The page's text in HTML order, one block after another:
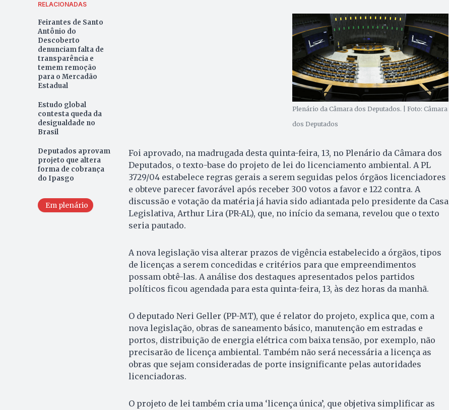
RELACIONADAS
Feirantes de Santo
Antônio do
Descoberto
denunciam falta de
transparência e
temem remoção
para o Mercadão
Estadual
Estudo global
contesta queda da
desigualdade no
Brasil
Deputados aprovam
projeto que altera
forma de cobrança
do Ipasgo
Em plenário
Plenário da Câmara dos Deputados. | Foto: Câmara
dos Deputados
Foi aprovado, na madrugada desta quinta-feira, 13, no Plenário da Câmara dos
Deputados, o texto-base do projeto de lei do licenciamento ambiental. A PL
3729/04 estabelece regras gerais a serem seguidas pelos órgãos licenciadores
e obteve parecer favorável após receber 300 votos a favor e 122 contra. A
discussão e votação da matéria já havia sido adiantada pelo presidente da Casa
Legislativa, Arthur Lira (PR-AL), que, no início da semana, revelou que o texto
seria pautado.
A nova legislação visa alterar prazos de vigência estabelecido a órgãos, tipos
de licenças a serem concedidas e critérios para que empreendimentos
possam obtê-las. A análise dos destaques apresentados pelos partidos
políticos ficou agendada para esta quinta-feira, 13, às dez horas da manhã.
O deputado Neri Geller (PP-MT), que é relator do projeto, explica que, com a
nova legislação, obras de saneamento básico, manutenção em estradas e
portos, distribuição de energia elétrica com baixa tensão, por exemplo, não
precisarão de licença ambiental. Também não será necessária a licença as
obras que sejam consideradas de porte insignificante pelas autoridades
licenciadoras.
O projeto de lei também cria uma ‘licença única’, que objetiva simplificar as